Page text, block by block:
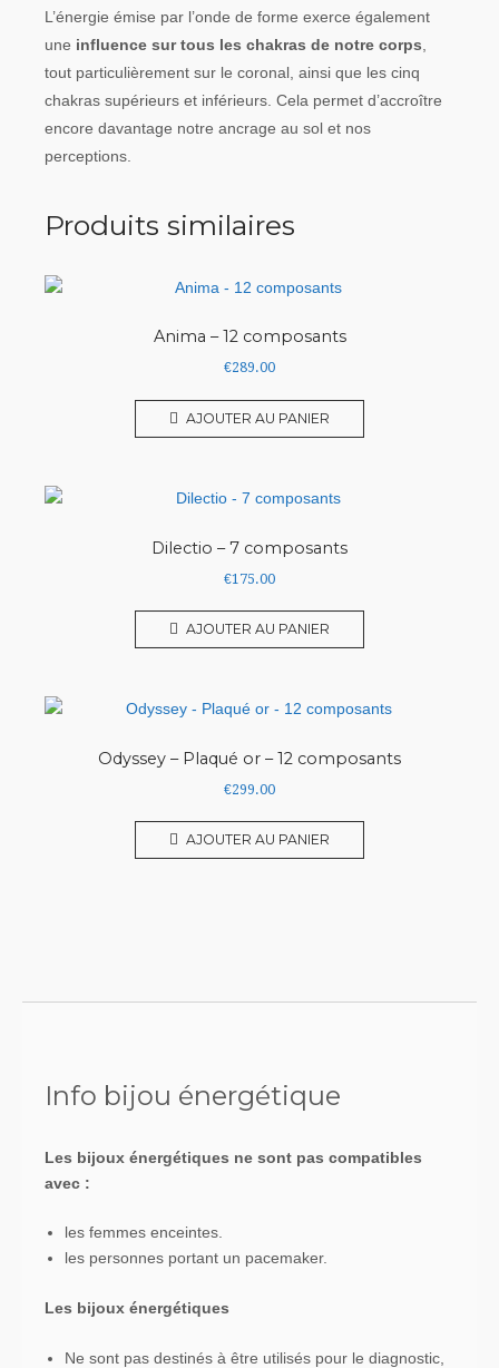
L’énergie émise par l’onde de forme exerce également
une influence sur tous les chakras de notre corps
tout particulièrement sur le coronal, ainsi que les cinq
chakras supérieurs et inférieurs. Cela permet d’accroître
encore davantage notre ancrage au sol et nos
perceptions.
Produits similaires
Anima – 12 composants
€289.00
AJOUTER AU PANIER
Dilectio – 7 composants
€175.00
AJOUTER AU PANIER
Odyssey – Plaqué or – 12 composants
€299.00
AJOUTER AU PANIER
Info bijou énergétique
Les bijoux énergétiques ne sont pas compatibles
avec :
les femmes enceintes.
les personnes portant un pacemaker.
Les bijoux énergétiques
Ne sont pas destinés à être utilisés pour le diagnostic,